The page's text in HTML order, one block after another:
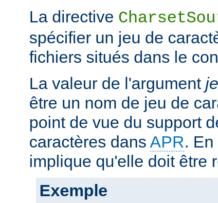
La directive
spécifier un jeu de
fichiers situés dans le
La valeur de l'argument
être un nom de jeu de
point de vue du support
caractères dans APR.
implique qu'elle doit être
Exemple